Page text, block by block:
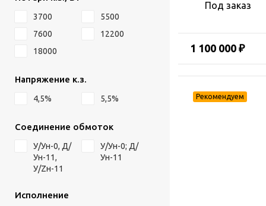
3700
5500
7600
12200
18000
Напряжение к.з.
4,5% 5,5%
Соединение обмоток
У/Ун-0, Д/
Ун-11,
У/Zн-11
У/Ун-0; Д/
Ун-11
Исполнение
Под заказ
1 100 000 ₽